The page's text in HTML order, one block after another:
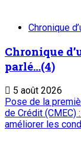
Chronique
Chronique
parlé…(4)
5 août 2026
Pose de la
de Crédit (CMEC)
améliorer les